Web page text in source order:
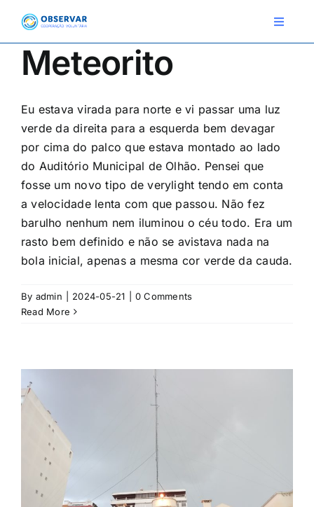
content
Toggle
ESTAÇÕES METEOROLÓGICAS
EVENTOS
DEFINIÇÕES
F.A.Q.
Meteorito
Eu estava virada para norte e vi passar uma luz
verde da direita para a esquerda bem devagar
por cima do palco que estava montado ao lado
do Auditório Municipal de Olhão. Pensei que
fosse um novo tipo de verylight tendo em conta
a velocidade lenta com que passou. Não fez
barulho nenhum nem iluminou o céu todo. Era um
rasto bem definido e não se avistava nada na
bola inicial, apenas a mesma cor verde da cauda.
By admin 2024-05-21
0 Comments
Read More